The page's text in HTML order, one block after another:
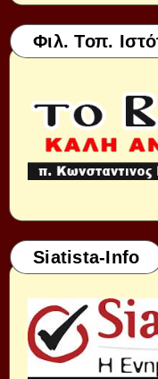
Φιλ. Τοπ.
Siatista-Info